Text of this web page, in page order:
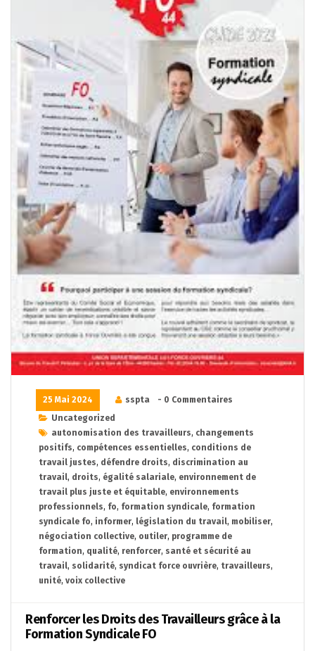
25 Mai 2024 sspta
- 0 Commentaires
Uncategorized
autonomisation des travailleurs, changements
positifs, compétences essentielles, conditions de
travail justes, défendre droits, discrimination au
travail, droits, égalité salariale, environnement de
travail plus juste et équitable, environnements
professionnels, fo, formation syndicale, formation
syndicale fo, informer, législation du travail, mobiliser,
négociation collective, outiler, programme de
formation, qualité, renforcer, santé et sécurité au
travail, solidarité, syndicat force ouvrière, travailleurs,
unité, voix collective
Renforcer les Droits des Travailleurs grâce à la
Formation Syndicale FO